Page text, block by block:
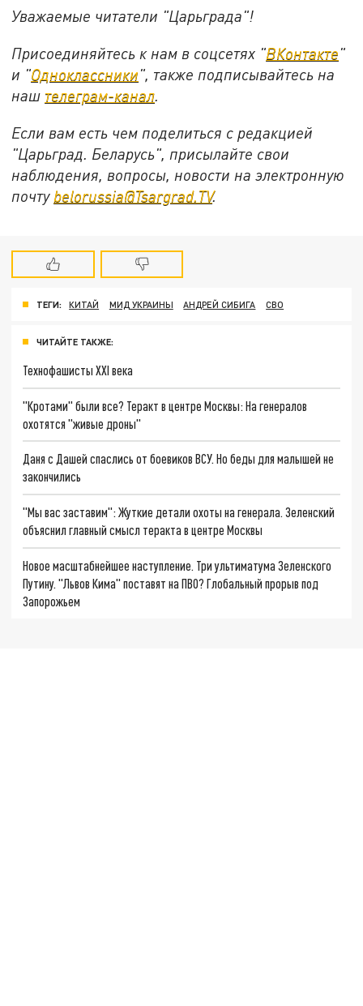
Уважаемые читатели "Царьграда"!
Присоединяйтесь к нам в соцсетях "ВКонтакте"
и "Одноклассники", также подписывайтесь на
наш телеграм-канал.
Если вам есть чем поделиться с редакцией
"Царьград. Беларусь", присылайте свои
наблюдения, вопросы, новости на электронную
почту belorussia@Tsargrad.TV.
ТЕГИ: КИТАЙ МИД УКРАИНЫ АНДРЕЙ СИБИГА СВО
ЧИТАЙТЕ ТАКЖЕ:
Технофашисты XXI века
"Кротами" были все? Теракт в центре Москвы: На генералов
охотятся "живые дроны"
Даня с Дашей спаслись от боевиков ВСУ. Но беды для малышей не
закончились
"Мы вас заставим": Жуткие детали охоты на генерала. Зеленский
объяснил главный смысл теракта в центре Москвы
Новое масштабнейшее наступление. Три ультиматума Зеленского
Путину. "Львов Кима" поставят на ПВО? Глобальный прорыв под
Запорожьем